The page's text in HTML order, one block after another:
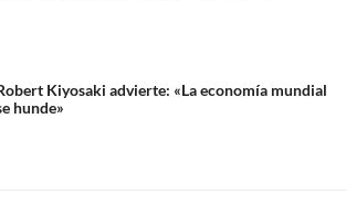
Kiyosaki advierte: «La economía mundial
hunde»